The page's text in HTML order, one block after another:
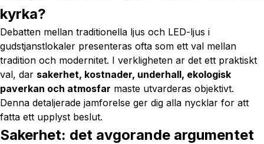
kyrka?
Debatten mellan traditionella ljus och LED-ljus i
gudstjanstlokaler presenteras ofta som ett val mellan
tradition och modernitet. I verkligheten ar det ett praktiskt
val, dar sakerhet, kostnader, underhall, ekologisk
paverkan och atmosfar maste utvarderas objektivt.
Denna detaljerade jamforelse ger dig alla nycklar for att
fatta ett upplyst beslut.
Sakerhet: det avgorande argumentet